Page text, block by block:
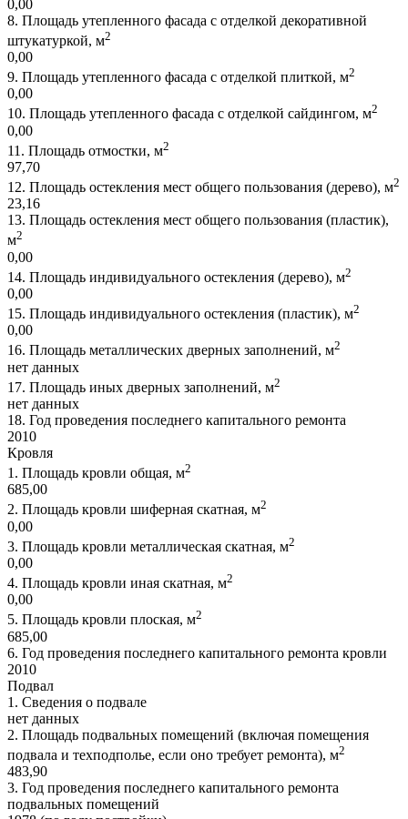
0,00
8. Площадь утепленного фасада с отделкой декоративной
штукатуркой, м2
0,00
9. Площадь утепленного фасада с отделкой плиткой, м2
0,00
10. Площадь утепленного фасада с отделкой сайдингом, м2
0,00
11. Площадь отмостки, м2
97,70
12. Площадь остекления мест общего пользования (дерево), м2
23,16
13. Площадь остекления мест общего пользования (пластик),
м2
0,00
14. Площадь индивидуального остекления (дерево), м2
0,00
15. Площадь индивидуального остекления (пластик), м2
0,00
16. Площадь металлических дверных заполнений, м2
нет данных
17. Площадь иных дверных заполнений, м2
нет данных
18. Год проведения последнего капитального ремонта
2010
Кровля
1. Площадь кровли общая, м2
685,00
2. Площадь кровли шиферная скатная, м2
0,00
3. Площадь кровли металлическая скатная, м2
0,00
4. Площадь кровли иная скатная, м2
0,00
5. Площадь кровли плоская, м2
685,00
6. Год проведения последнего капитального ремонта кровли
2010
Подвал
1. Сведения о подвале
нет данных
2. Площадь подвальных помещений (включая помещения
подвала и техподполье, если оно требует ремонта), м2
483,90
3. Год проведения последнего капитального ремонта
подвальных помещений